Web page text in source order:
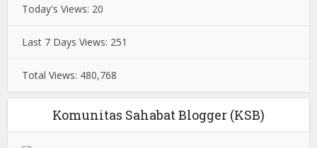
Today's Views: 20
Last 7 Days Views: 251
Total Views: 480,768
Komunitas Sahabat Blogger (KSB)